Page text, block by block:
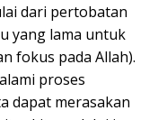
dari pertobatan
yang lama untuk
fokus pada Allah).
proses
dapat merasakan